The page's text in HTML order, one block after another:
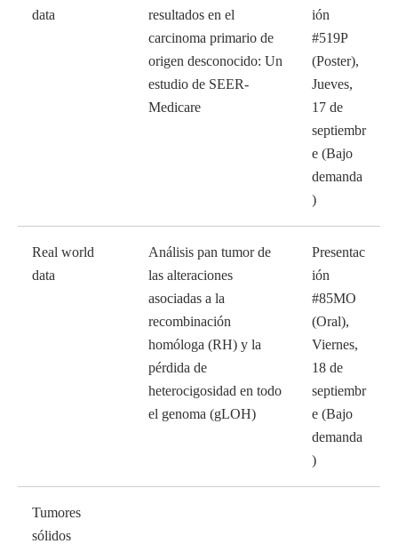
data
resultados en el
carcinoma primario de
origen desconocido: Un
estudio de SEER-
Medicare
ión
#519P
(Poster),
Jueves,
17 de
septiembr
e (Bajo
demanda
)
Real world
data
Análisis pan tumor de
las alteraciones
asociadas a la
recombinación
homóloga (RH) y la
pérdida de
heterocigosidad en todo
el genoma (gLOH)
Presentac
ión
#85MO
(Oral),
Viernes,
18 de
septiembr
e (Bajo
demanda
)
Tumores
sólidos